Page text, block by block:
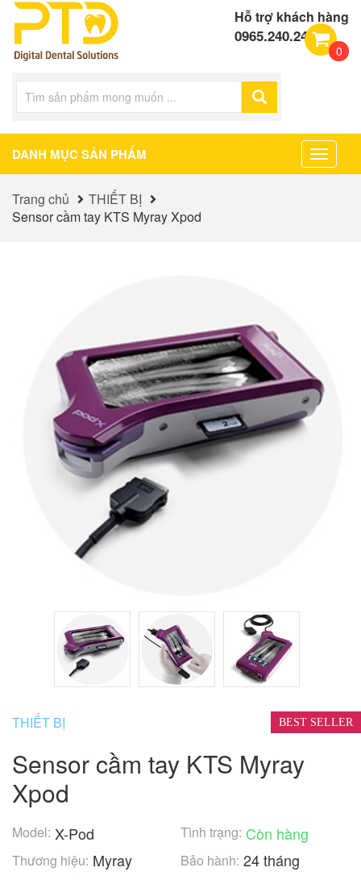
Hỗ trợ khách hàng
0965.240.240
0
DANH MỤC SẢN PHẨM
Toggle
Trang chủ
THIẾT BỊ
Sensor cầm tay KTS Myray Xpod
THIẾT BỊ BEST SELLER
Sensor cầm tay KTS Myray
Xpod
Model: X-Pod Tình trạng: Còn hàng
Thương hiệu: Myray Bảo hành: 24 tháng